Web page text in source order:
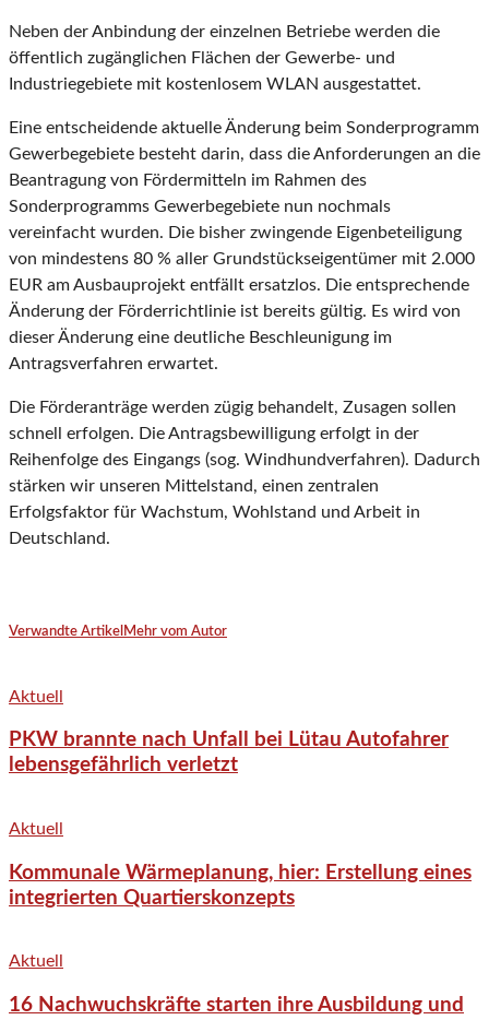
Neben der Anbindung der einzelnen Betriebe werden die
öffentlich zugänglichen Flächen der Gewerbe- und
Industriegebiete mit kostenlosem WLAN ausgestattet.
Eine entscheidende aktuelle Änderung beim Sonderprogramm
Gewerbegebiete besteht darin, dass die Anforderungen an die
Beantragung von Fördermitteln im Rahmen des
Sonderprogramms Gewerbegebiete nun nochmals
vereinfacht wurden. Die bisher zwingende Eigenbeteiligung
von mindestens 80 % aller Grundstückseigentümer mit 2.000
EUR am Ausbauprojekt entfällt ersatzlos. Die entsprechende
Änderung der Förderrichtlinie ist bereits gültig. Es wird von
dieser Änderung eine deutliche Beschleunigung im
Antragsverfahren erwartet.
Die Förderanträge werden zügig behandelt, Zusagen sollen
schnell erfolgen. Die Antragsbewilligung erfolgt in der
Reihenfolge des Eingangs (sog. Windhundverfahren). Dadurch
stärken wir unseren Mittelstand, einen zentralen
Erfolgsfaktor für Wachstum, Wohlstand und Arbeit in
Deutschland.
Verwandte Artikel Mehr vom Autor
Aktuell
PKW brannte nach Unfall bei Lütau Autofahrer
lebensgefährlich verletzt
Aktuell
Kommunale Wärmeplanung, hier: Erstellung eines
integrierten Quartierskonzepts
Aktuell
16 Nachwuchskräfte starten ihre Ausbildung und